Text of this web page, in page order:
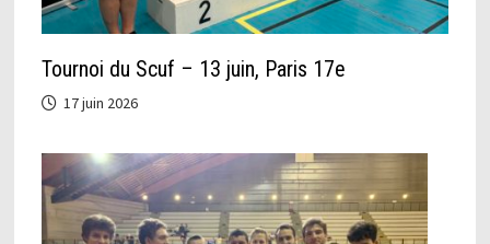
Tournoi du Scuf – 13 juin, Paris 17e
17 juin 2026